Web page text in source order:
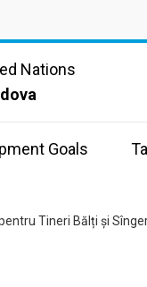
Nations
Goals
Tineri Bălți și